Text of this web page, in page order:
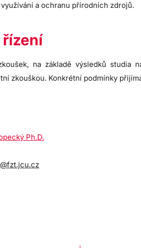
a ochranu přírodních zdrojů.
řízení
na základě výsledků studia
zkouškou. Konkrétní podmínky
Ph.D.